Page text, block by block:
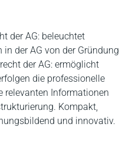
der AG: beleuchtet
der AG von der Gründung
der AG: ermöglicht
die professionelle
relevanten Informationen
Kompakt,
und innovativ.